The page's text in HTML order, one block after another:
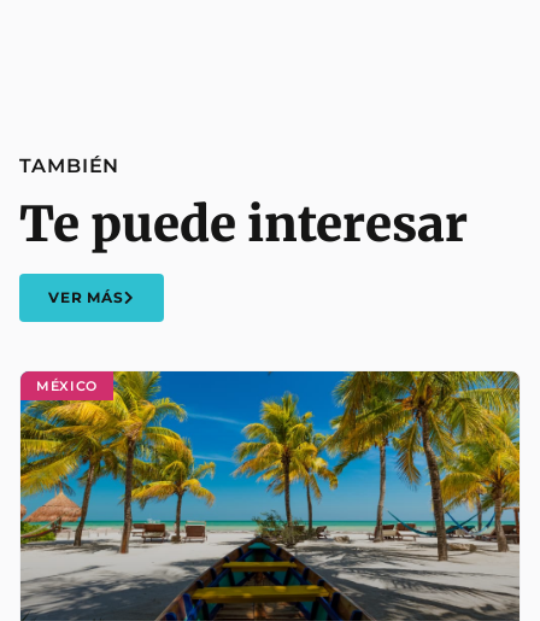
MÉXICO
TAMBIÉN
Te puede interesar
VER MÁS